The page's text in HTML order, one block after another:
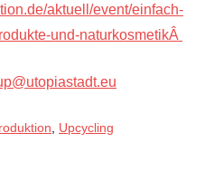
aktuell/event/einfach-
und-naturkosmetikÂ
Upcycling